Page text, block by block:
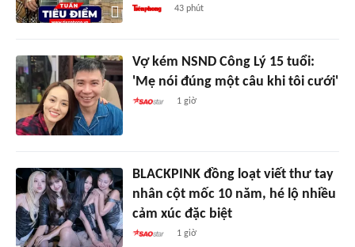
43 phút
Vợ kém NSND Công Lý 15 tuổi:
'Mẹ nói đúng một câu khi tôi cưới'
1 giờ
BLACKPINK đồng loạt viết thư tay
nhân cột mốc 10 năm, hé lộ nhiều
cảm xúc đặc biệt
1 giờ